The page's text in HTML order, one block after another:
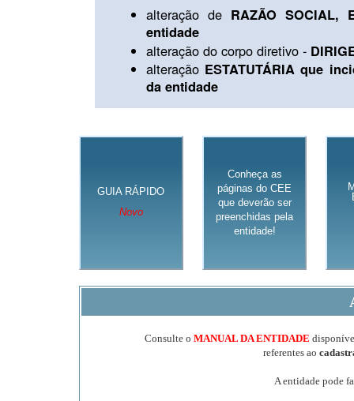
alteração de RAZÃO SOCIAL,
entidade
alteração do corpo diretivo -
alteração ESTATUTÁRIA que
da entidade
GUIA RÁPIDO
Novo
Conheça as
páginas do CEE
que deverão ser
preenchidas pela
entidade!
Consulte o MANUAL DA ENTIDADE
referentes ao
A entidade pode